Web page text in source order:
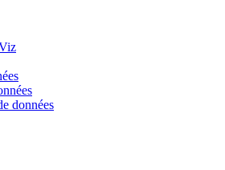
données